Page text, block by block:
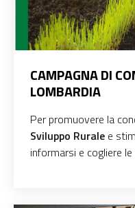
CAMPAGNA DI
LOMBARDIA
Per promuovere la
Sviluppo Rurale e
informarsi e cogliere